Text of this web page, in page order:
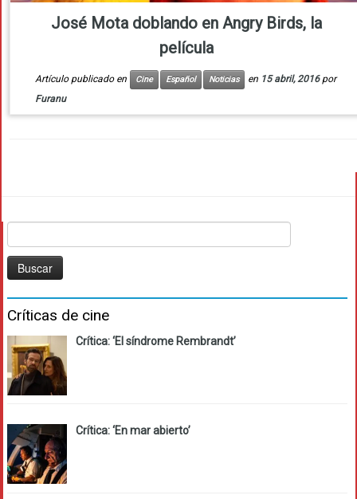
José Mota doblando en Angry Birds, la
película
Artículo publicado en Cine Español Noticias en 15 abril, 2016 por
Furanu
Críticas de cine
Crítica: ‘El síndrome Rembrandt’
Crítica: ‘En mar abierto’